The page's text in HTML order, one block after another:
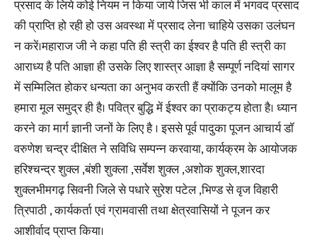
प्रसाद के लिये कोई नियम न किया जाये जिस भी काल में भगवद प्रसाद
की प्राप्ति हो रही हो उस अवस्था में प्रसाद लेना चाहिये उसका उलंघन
न करें।महाराज जी ने कहा पति ही स्त्री का ईश्वर है पति ही स्त्री का
आराध्य है पति आज्ञा ही उसके लिए शास्त्र आज्ञा है सम्पूर्ण नदियां सागर
में सम्मिलित होकर धन्यता का अनुभव करती हैं क्योंकि उनको मालूम है
हमारा मूल समुद्र ही है। पवित्र बुद्धि में ईश्वर का प्राकट्य होता है। ध्यान
करने का मार्ग ज्ञानी जनों के लिए है । इससे पूर्व पादुका पूजन आचार्य डॉ
वरुणेश चन्द्र दीक्षित ने सविधि सम्पन्न करवाया, कार्यक्रम के आयोजक
हरिश्चन्द्र शुक्ल ,बंशी शुक्ला ,सर्वेश शुक्ल ,अशोक शुक्ल,शारदा
शुक्लभीमगढ़ सिवनी जिले से पधारे सुरेश पटेल ,भिण्ड से वृज विहारी
त्रिपाठी , कार्यकर्ता एवं ग्रामवासी तथा क्षेत्रवासियों ने पूजन कर
आशीर्वाद प्राप्त किया।